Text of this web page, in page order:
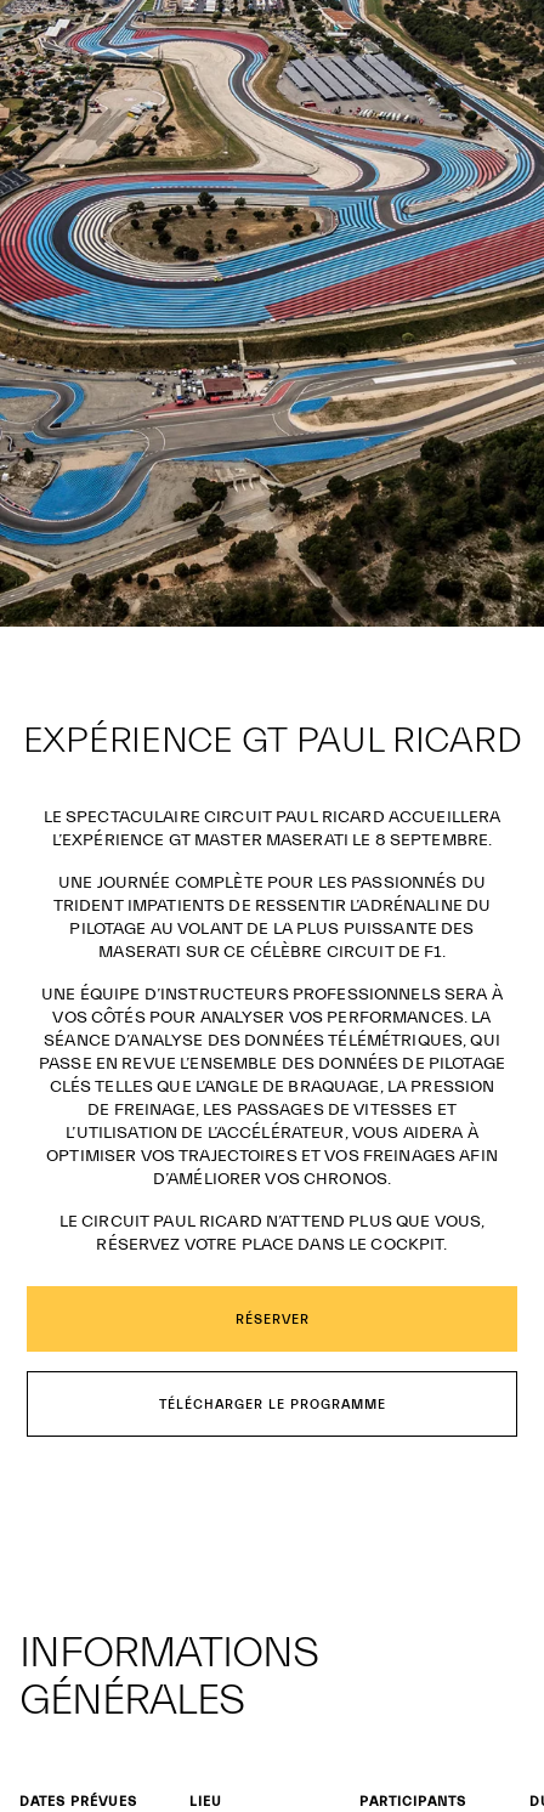
EXPÉRIENCE GT PAUL RICARD
LE SPECTACULAIRE CIRCUIT PAUL RICARD ACCUEILLERA
L’EXPÉRIENCE GT MASTER MASERATI LE 8 SEPTEMBRE.
UNE JOURNÉE COMPLÈTE POUR LES PASSIONNÉS DU
TRIDENT IMPATIENTS DE RESSENTIR L’ADRÉNALINE DU
PILOTAGE AU VOLANT DE LA PLUS PUISSANTE DES
MASERATI SUR CE CÉLÈBRE CIRCUIT DE F1.
UNE ÉQUIPE D’INSTRUCTEURS PROFESSIONNELS SERA À
VOS CÔTÉS POUR ANALYSER VOS PERFORMANCES. LA
SÉANCE D’ANALYSE DES DONNÉES TÉLÉMÉTRIQUES, QUI
PASSE EN REVUE L’ENSEMBLE DES DONNÉES DE PILOTAGE
CLÉS TELLES QUE L’ANGLE DE BRAQUAGE, LA PRESSION
DE FREINAGE, LES PASSAGES DE VITESSES ET
L’UTILISATION DE L’ACCÉLÉRATEUR, VOUS AIDERA À
OPTIMISER VOS TRAJECTOIRES ET VOS FREINAGES AFIN
D’AMÉLIORER VOS CHRONOS.
LE CIRCUIT PAUL RICARD N’ATTEND PLUS QUE VOUS,
RÉSERVEZ VOTRE PLACE DANS LE COCKPIT.
RÉSERVER
TÉLÉCHARGER LE PROGRAMME
INFORMATIONS
GÉNÉRALES
DATES PRÉVUES LIEU PARTICIPANTS